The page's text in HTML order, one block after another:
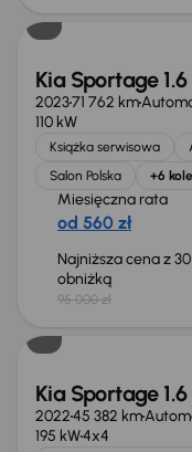
Kia Sportage
202371 762 km
110 kW
Książka serwisowa
Salon Polska
+6
Miesięczna rata
od 560 zł
Najniższa cena z
obniżką
95 000 zł
Taniej o 4 000 zł
Kia Sportage
202245 382 km
195 kW4x4